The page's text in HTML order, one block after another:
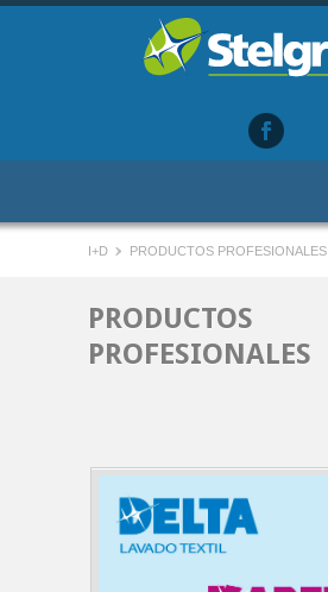
I+D PRODUCTOS PROFESIONALES
PRODUCTOS
PROFESIONALES